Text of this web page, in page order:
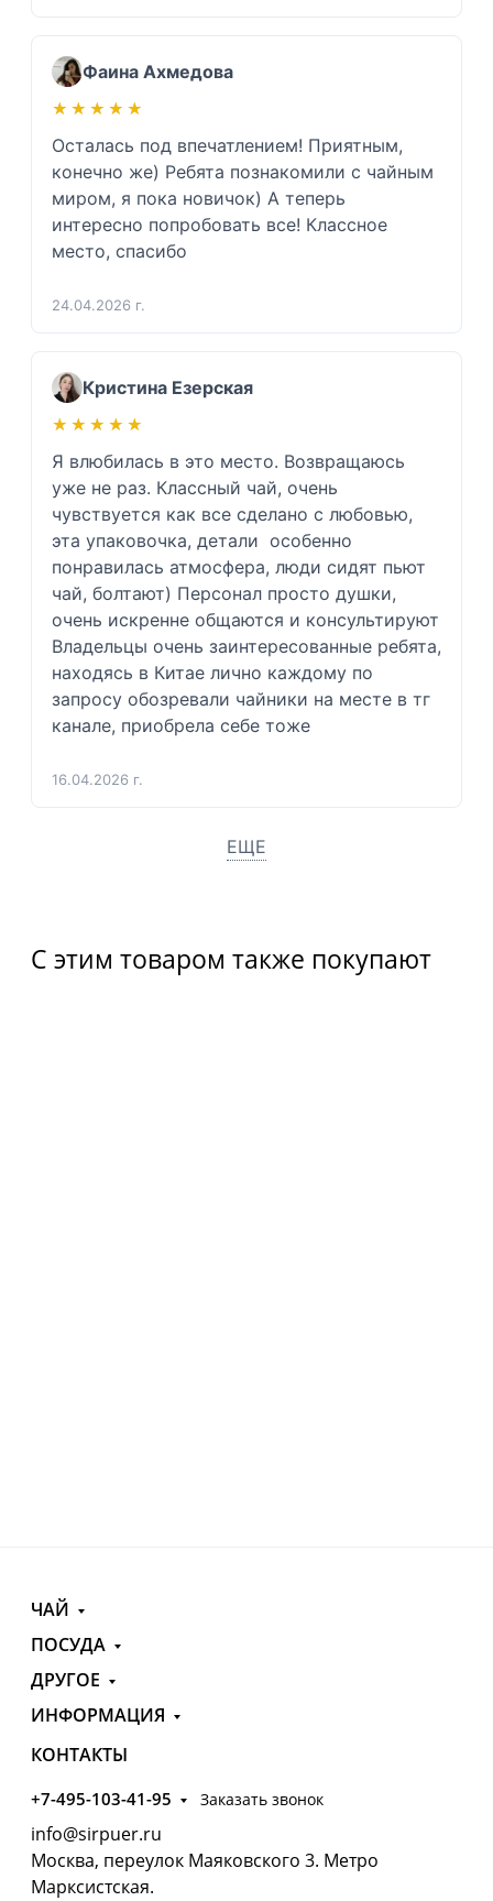
Фаина Ахмедова
★★★★★
★★★★★
Осталась под впечатлением! Приятным,
конечно же) Ребята познакомили с чайным
миром, я пока новичок) А теперь
интересно попробовать все! Классное
место, спасибо
24.04.2026 г.
Кристина Езерская
★★★★★
★★★★★
Я влюбилась в это место. Возвращаюсь
уже не раз. Классный чай, очень
чувствуется как все сделано с любовью,
эта упаковочка, детали  особенно
понравилась атмосфера, люди сидят пьют
чай, болтают) Персонал просто душки,
очень искренне общаются и консультируют
Владельцы очень заинтересованные ребята,
находясь в Китае лично каждому по
запросу обозревали чайники на месте в тг
канале, приобрела себе тоже
16.04.2026 г.
ЕЩЕ
С этим товаром также покупают
ЧАЙ
ПОСУДА
ДРУГОЕ
ИНФОРМАЦИЯ
КОНТАКТЫ
+7-495-103-41-95 Заказать звонок
info@sirpuer.ru
Москва, переулок Маяковского 3. Метро
Марксистская.